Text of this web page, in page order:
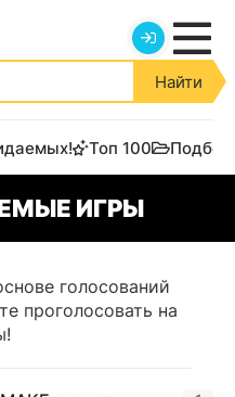
Найти
Топ 100
ИГРЫ
голосований
проголосовать на